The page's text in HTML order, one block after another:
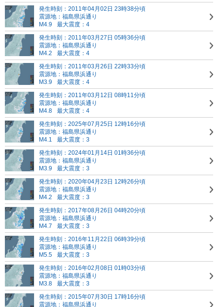
発生時刻：2011年04月02日 23時38分頃
震源地：福島県浜通り
M4.9
最大震度：4
発生時刻：2011年03月27日 05時36分頃
震源地：福島県浜通り
M4.2
最大震度：4
発生時刻：2011年03月26日 22時33分頃
震源地：福島県浜通り
M3.9
最大震度：4
発生時刻：2011年03月12日 08時11分頃
震源地：福島県浜通り
M4.8
最大震度：4
発生時刻：2025年07月25日 12時16分頃
震源地：福島県浜通り
M4.1
最大震度：3
発生時刻：2024年01月14日 01時36分頃
震源地：福島県浜通り
M3.9
最大震度：3
発生時刻：2020年04月23日 12時26分頃
震源地：福島県浜通り
M4.2
最大震度：3
発生時刻：2017年08月26日 04時20分頃
震源地：福島県浜通り
M4.7
最大震度：3
発生時刻：2016年11月22日 06時39分頃
震源地：福島県浜通り
M5.5
最大震度：3
発生時刻：2016年02月08日 01時03分頃
震源地：福島県浜通り
M3.8
最大震度：3
発生時刻：2015年07月30日 17時16分頃
震源地：福島県浜通り